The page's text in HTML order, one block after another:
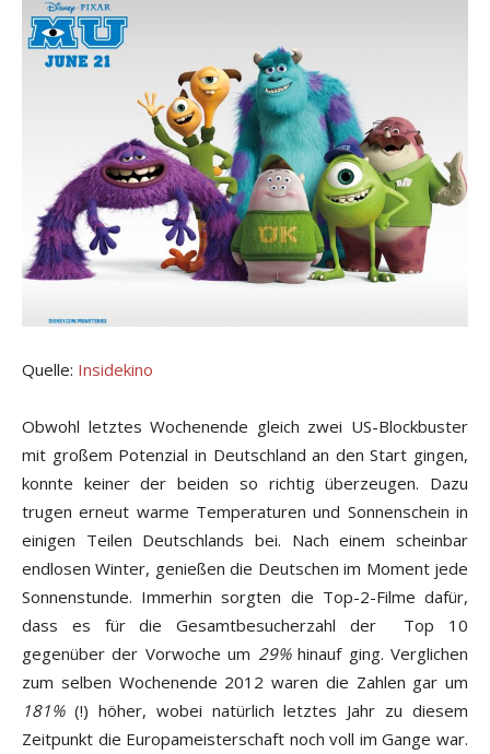
Quelle: Insidekino
Obwohl letztes Wochenende gleich zwei US-Blockbuster
mit großem Potenzial in Deutschland an den Start gingen,
konnte keiner der beiden so richtig überzeugen. Dazu
trugen erneut warme Temperaturen und Sonnenschein in
einigen Teilen Deutschlands bei. Nach einem scheinbar
endlosen Winter, genießen die Deutschen im Moment jede
Sonnenstunde. Immerhin sorgten die Top-2-Filme dafür,
dass es für die Gesamtbesucherzahl der Top 10
gegenüber der Vorwoche um 29%hinauf ging. Verglichen
zum selben Wochenende 2012 waren die Zahlen gar um
181%(!) höher, wobei natürlich letztes Jahr zu diesem
Zeitpunkt die Europameisterschaft noch voll im Gange war.